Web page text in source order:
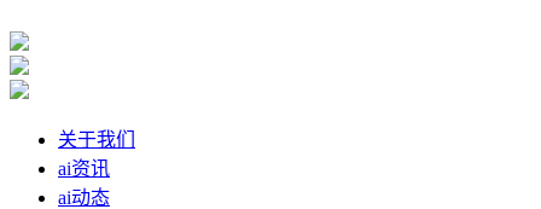
关于我们
ai资讯
ai动态